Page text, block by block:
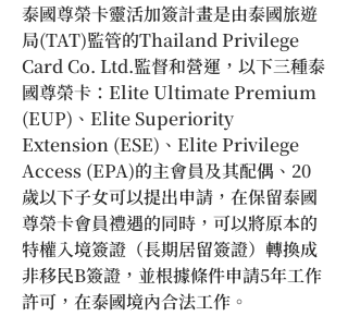
泰國尊榮卡靈活加簽計畫是由泰國旅遊
局(TAT)監管的Thailand Privilege
Card Co. Ltd.監督和營運，以下三種泰
國尊榮卡：Elite Ultimate Premium
(EUP)、Elite Superiority
Extension (ESE)、Elite Privilege
Access (EPA)的主會員及其配偶、20
歲以下子女可以提出申請，在保留泰國
尊榮卡會員禮遇的同時，可以將原本的
特權入境簽證（長期居留簽證）轉換成
非移民B簽證，並根據條件申請5年工作
許可，在泰國境內合法工作。